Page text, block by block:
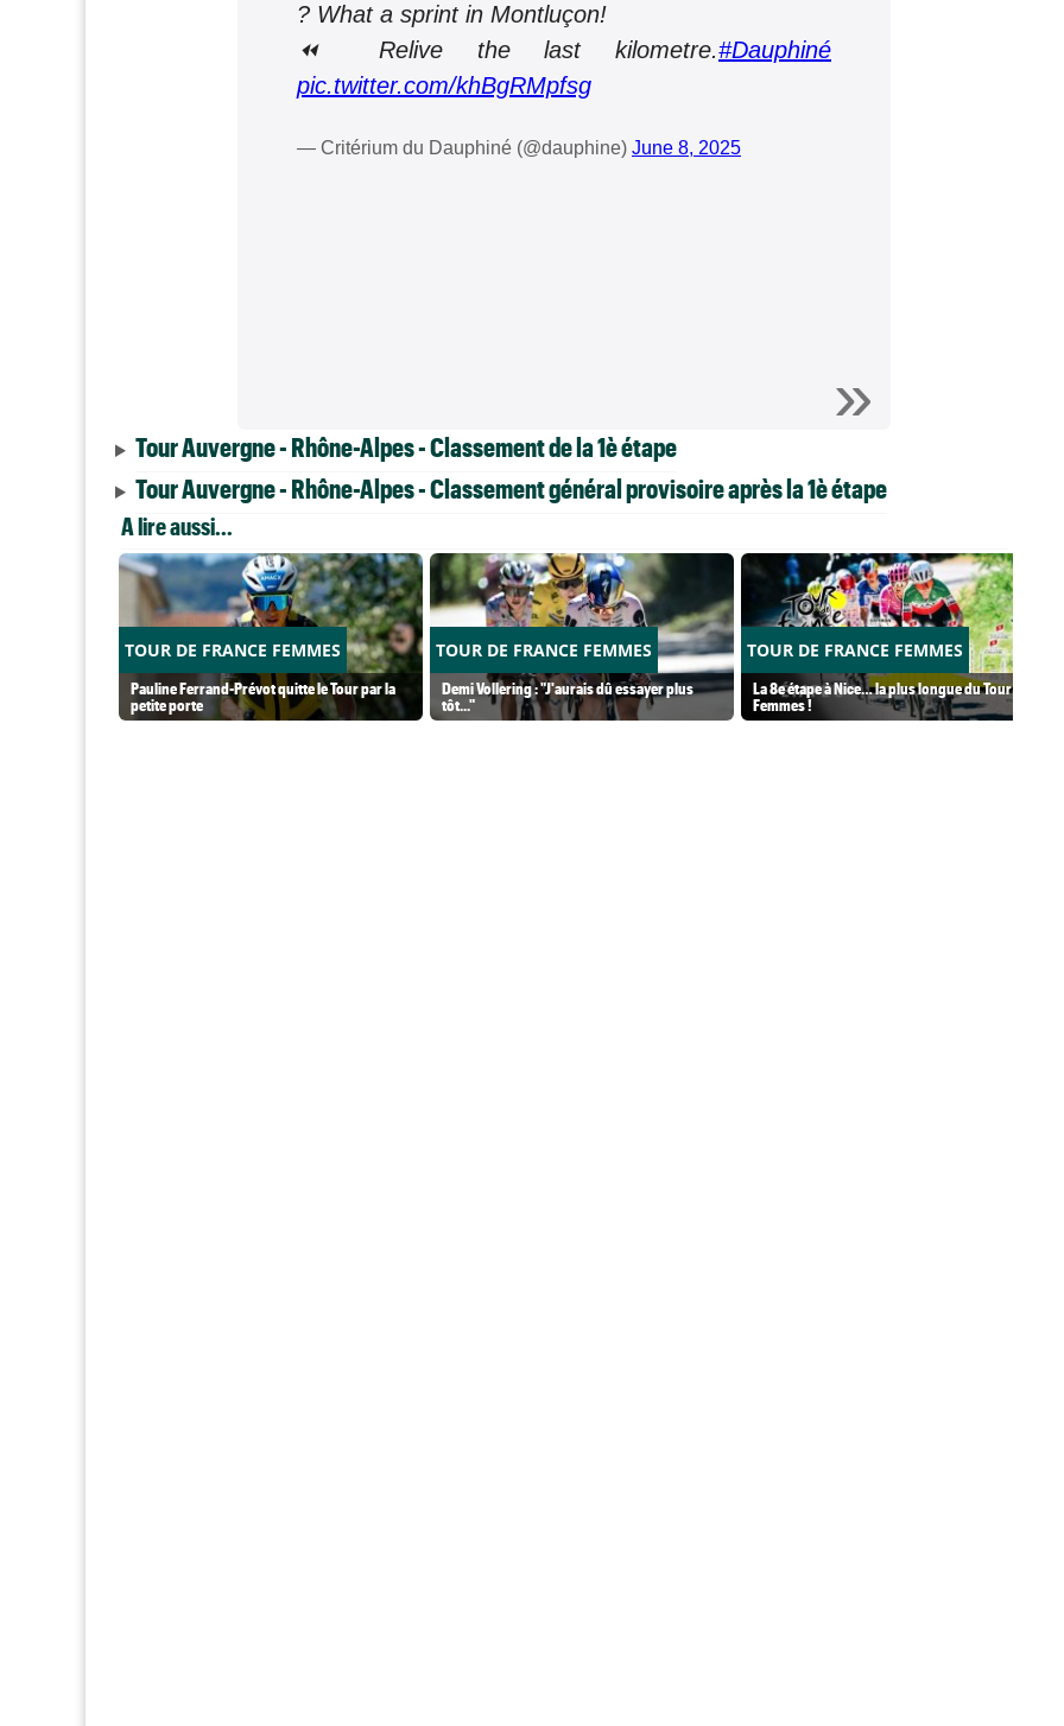
? What a sprint in Montluçon!
⏪ Relive the last kilometre.#Dauphiné
pic.twitter.com/khBgRMpfsg
— Critérium du Dauphiné (@dauphine) June 8, 2025
Tour Auvergne - Rhône-Alpes - Classement de la 1è étape
Tour Auvergne - Rhône-Alpes - Classement général provisoire après la 1è étape
A lire aussi...
TOUR DE FRANCE FEMMES
Pauline Ferrand-Prévot quitte le Tour par la
petite porte
TOUR DE FRANCE FEMMES
Demi Vollering : "J'aurais dû essayer plus
tôt..."
TOUR DE FRANCE FEMMES
La 8e étape à Nice… la plus longue du Tour
Femmes !